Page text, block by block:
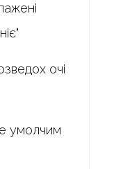
очі
умолчим